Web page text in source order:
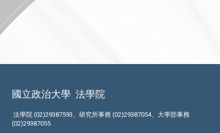
國立政治大學 法學院
法學院 (02)29387593、研究所事務 (02)29387054、大學部事務
(02)29387055